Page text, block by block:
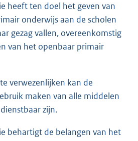
heeft ten doel het geven van
onderwijs aan de scholen
gezag vallen, overeenkomstig
van het openbaar primair
verwezenlijken kan de
maken van alle middelen
zijn.
behartigt de belangen van het